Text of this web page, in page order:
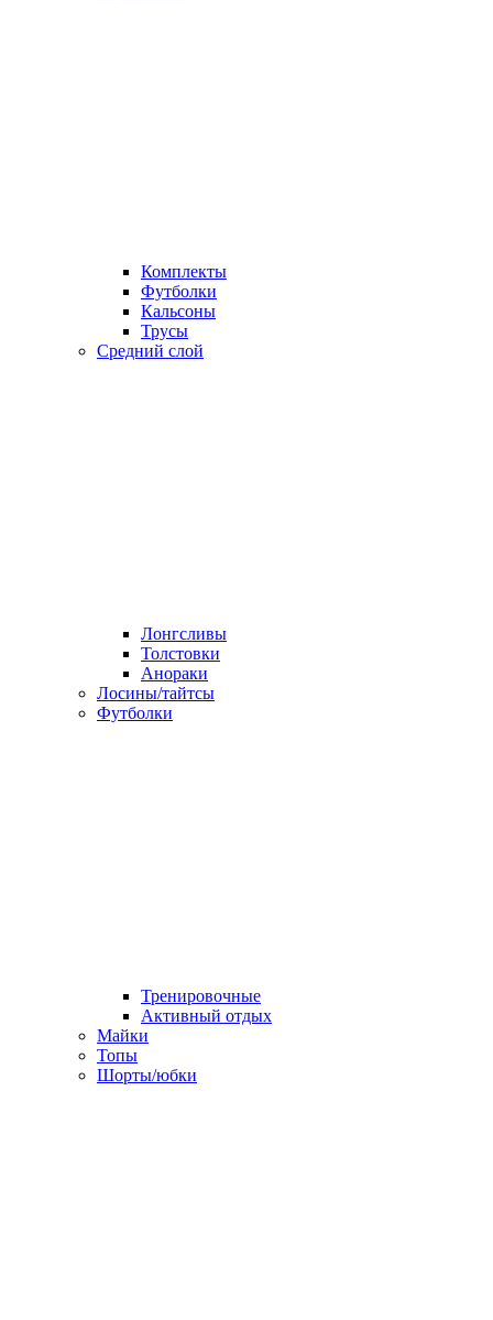
Комплекты
Футболки
Кальсоны
Трусы
Средний слой
Лонгсливы
Толстовки
Анораки
Лосины/тайтсы
Футболки
Тренировочные
Активный отдых
Майки
Топы
Шорты/юбки